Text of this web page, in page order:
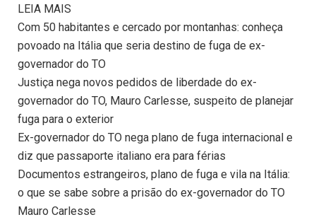
LEIA MAIS
Com 50 habitantes e cercado por montanhas: conheça
povoado na Itália que seria destino de fuga de ex-
governador do TO
Justiça nega novos pedidos de liberdade do ex-
governador do TO, Mauro Carlesse, suspeito de planejar
fuga para o exterior
Ex-governador do TO nega plano de fuga internacional e
diz que passaporte italiano era para férias
Documentos estrangeiros, plano de fuga e vila na Itália:
o que se sabe sobre a prisão do ex-governador do TO
Mauro Carlesse